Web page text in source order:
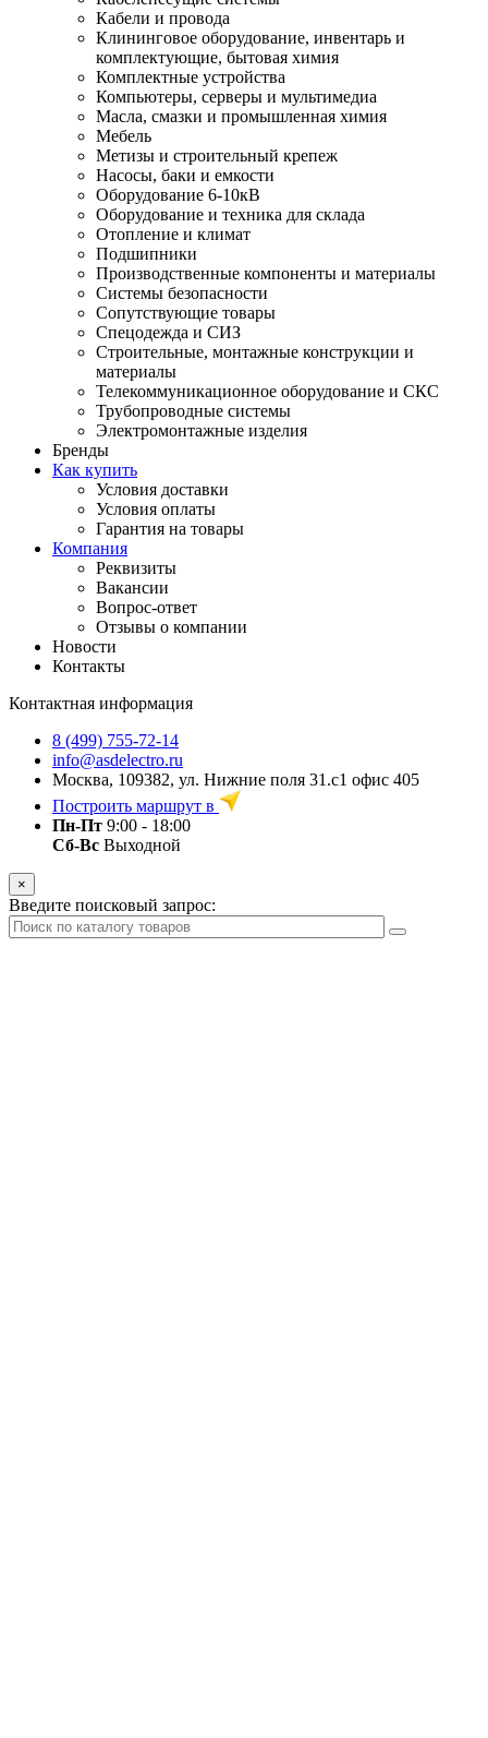
Кабели и провода
Клининговое оборудование, инвентарь и
комплектующие, бытовая химия
Комплектные устройства
Компьютеры, серверы и мультимедиа
Масла, смазки и промышленная химия
Мебель
Метизы и строительный крепеж
Насосы, баки и емкости
Оборудование 6-10кВ
Оборудование и техника для склада
Отопление и климат
Подшипники
Производственные компоненты и материалы
Системы безопасности
Сопутствующие товары
Спецодежда и СИЗ
Строительные, монтажные конструкции и
материалы
Телекоммуникационное оборудование и СКС
Трубопроводные системы
Электромонтажные изделия
Бренды
Как купить
Условия доставки
Условия оплаты
Гарантия на товары
Компания
Реквизиты
Вакансии
Вопрос-ответ
Отзывы о компании
Новости
Контакты
Контактная информация
8 (499) 755-72-14
info@asdelectro.ru
Москва, 109382, ул. Нижние поля 31.с1 офис 405
Построить маршрут в
Пн-Пт 9:00 - 18:00
Сб-Вс Выходной
×
Введите поисковый запрос: